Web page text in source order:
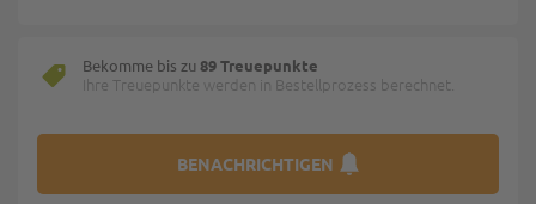
Bekomme bis zu 89 Treuepunkte
Ihre Treuepunkte werden in Bestellprozess berechnet.
BENACHRICHTIGEN